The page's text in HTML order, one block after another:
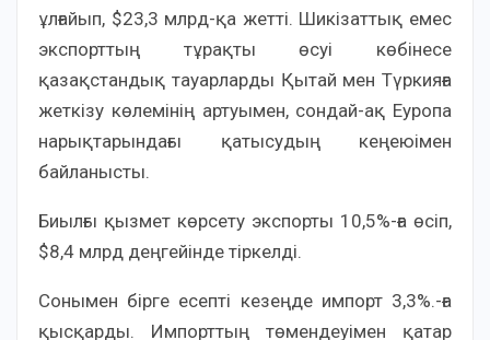
ұлғайып, $23,3 млрд-қа жетті. Шикізаттық емес
экспорттың тұрақты өсуі көбінесе
қазақстандық тауарларды Қытай мен Түркияға
жеткізу көлемінің артуымен, сондай-ақ Еуропа
нарықтарындағы қатысудың кеңеюімен
байланысты.
Биылғы қызмет көрсету экспорты 10,5%-ға өсіп,
$8,4 млрд деңгейінде тіркелді.
Сонымен бірге есепті кезеңде импорт 3,3%.-ға
қысқарды. Импорттың төмендеуімен қатар